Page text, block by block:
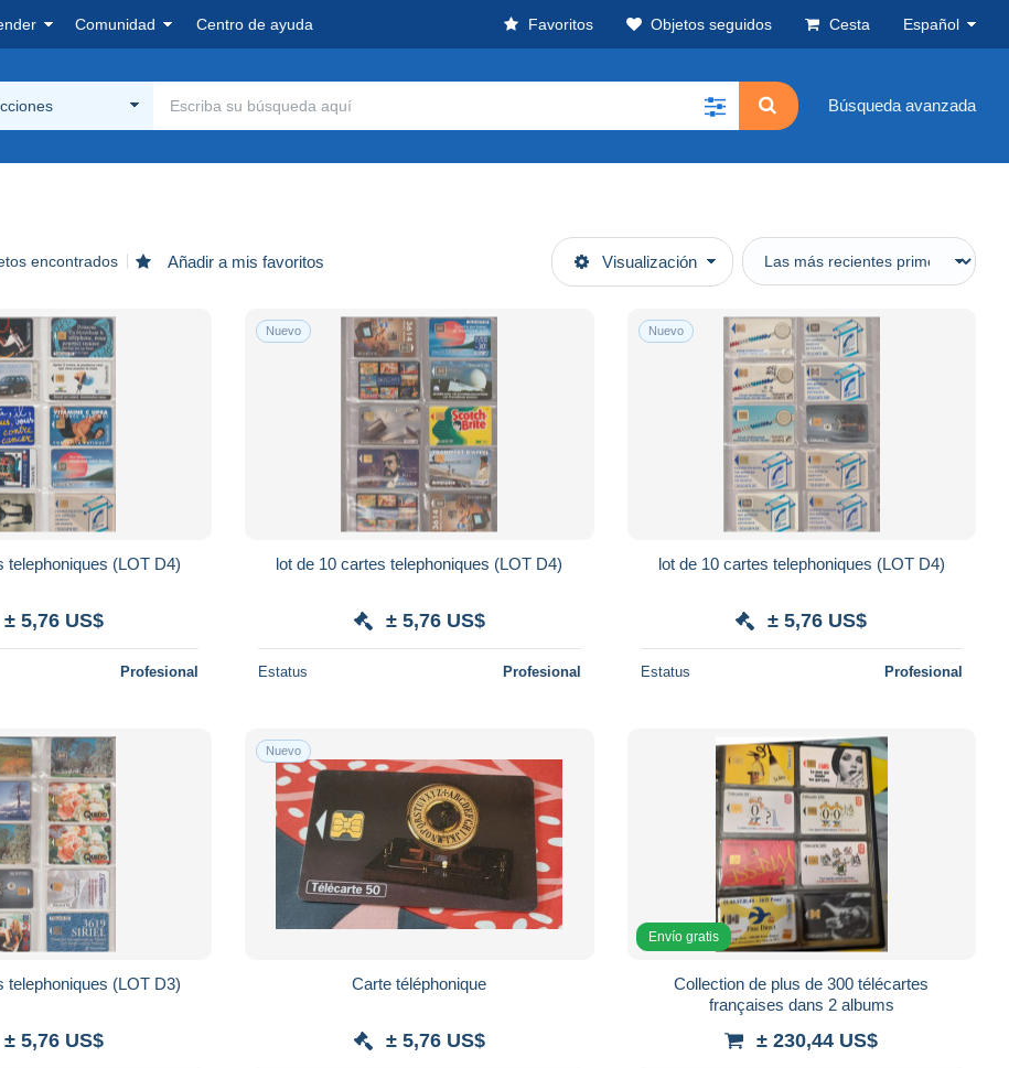
Comunidad Centro de ayuda Favoritos Objetos seguidos Cesta Español
Búsqueda avanzada
encontrados Añadir a mis favoritos Visualización
telephoniques (LOT D4)
± 5,76 US$
Profesional
Nuevo
lot de 10 cartes telephoniques (LOT D4)
± 5,76 US$
Estatus Profesional
Nuevo
lot de 10 cartes telephoniques (LOT D4)
± 5,76 US$
Estatus Profesional
telephoniques (LOT D3)
± 5,76 US$
Nuevo
Carte téléphonique
± 5,76 US$
Envío gratis
Collection de plus de 300 télécartes
françaises dans 2 albums
± 230,44 US$